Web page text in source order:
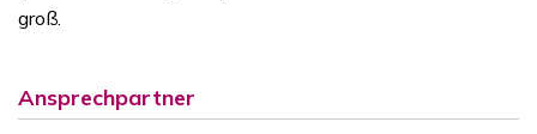
groß.
Ansprechpartner